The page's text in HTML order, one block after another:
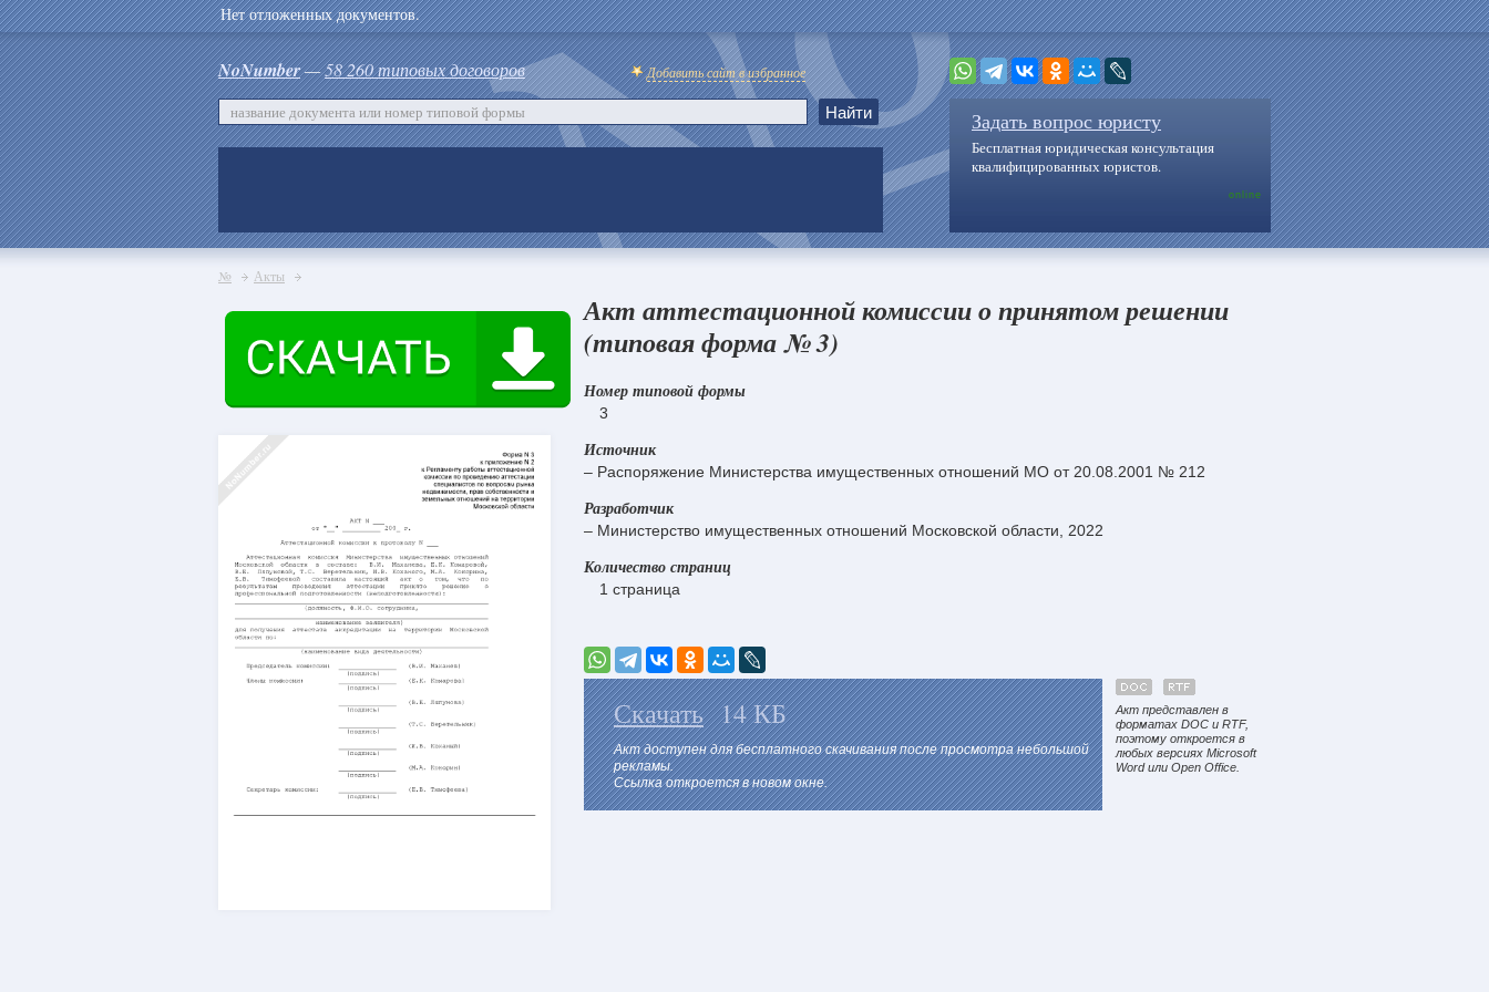
Нет отложенных документов.
NoNumber—58 260 типовых договоров Добавить сайт в избранное
Задать вопрос юристу
Бесплатная юридическая консультация
квалифицированных юристов.
online
№ Акты
Акт аттестационной комиссии о принятом решении
(типовая форма № 3)
Номер типовой формы
3
Источник
– Распоряжение Министерства имущественных отношений МО от 20.08.2001 № 212
Разработчик
– Министерство имущественных отношений Московской области, 2022
Количество страниц
1 страница
Скачать 14 КБ
Акт доступен для бесплатного скачивания после просмотра небольшой
рекламы.
Ссылка откроется в новом окне.
Акт представлен в
форматах DOC и RTF,
поэтому откроется в
любых версиях Microsoft
Word или Open Office.